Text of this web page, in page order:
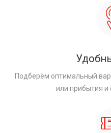
Подберём оптимальный
или прибытия и